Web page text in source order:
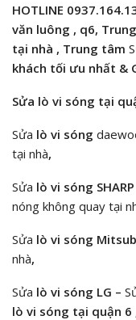
HOTLINE
văn luông , q6,
tại nhà , Trung tâm
khách tối ưu nhất &
Sửa lò vi sóng tại
Sửa lò vi sóng
tại nhà,
Sửa lò vi sóng SHARP
nóng không quay tại
Sửa lò vi sóng
nhà,
Sửa lò vi sóng LG –
lò vi sóng tại quận 6